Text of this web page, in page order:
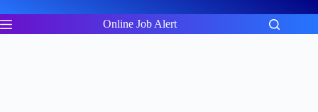
to
content
Online Job Alert